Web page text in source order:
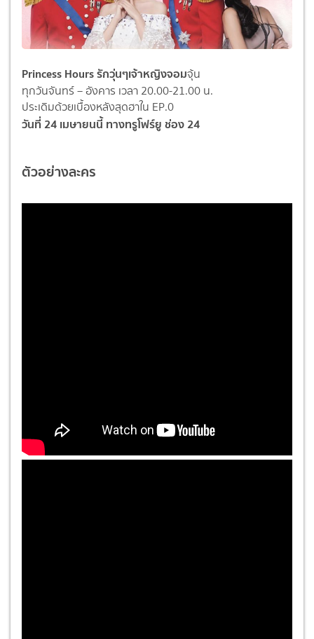
Princess Hours รักวุ่นๆเจ้าหญิงจอมจุ้น
ทุกวันจันทร์ – อังคาร เวลา 20.00-21.00 น.
ประเดิมด้วยเบื้องหลังสุดฮาใน EP.0
วันที่ 24 เมษายนนี้ ทางทรูโฟร์ยู ช่อง 24
ตัวอย่างละคร